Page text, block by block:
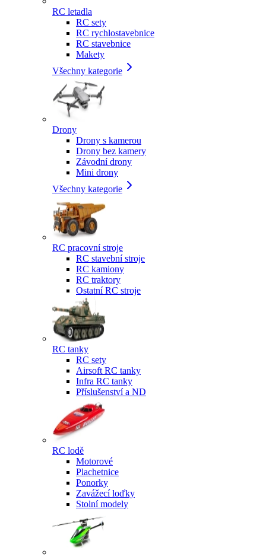
RC letadla
RC sety
RC rychlostavebnice
RC stavebnice
Makety
Všechny kategorie
Drony
Drony s kamerou
Drony bez kamery
Závodní drony
Mini drony
Všechny kategorie
RC pracovní stroje
RC stavební stroje
RC kamiony
RC traktory
Ostatní RC stroje
RC tanky
RC sety
Airsoft RC tanky
Infra RC tanky
Příslušenství a ND
RC lodě
Motorové
Plachetnice
Ponorky
Zavážecí loďky
Stolní modely